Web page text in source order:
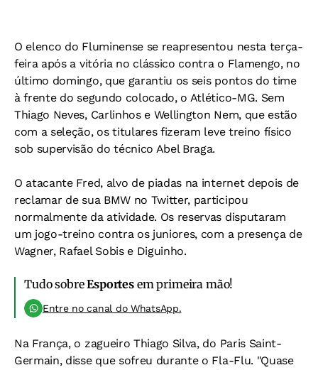
O elenco do Fluminense se reapresentou nesta terça-
feira após a vitória no clássico contra o Flamengo, no
último domingo, que garantiu os seis pontos do time
à frente do segundo colocado, o Atlético-MG. Sem
Thiago Neves, Carlinhos e Wellington Nem, que estão
com a seleção, os titulares fizeram leve treino físico
sob supervisão do técnico Abel Braga.
O atacante Fred, alvo de piadas na internet depois de
reclamar de sua BMW no Twitter, participou
normalmente da atividade. Os reservas disputaram
um jogo-treino contra os juniores, com a presença de
Wagner, Rafael Sobis e Diguinho.
Tudo sobreEsportesem primeira mão!
Entre no canal do WhatsApp.
Na França, o zagueiro Thiago Silva, do Paris Saint-
Germain, disse que sofreu durante o Fla-Flu. "Quase